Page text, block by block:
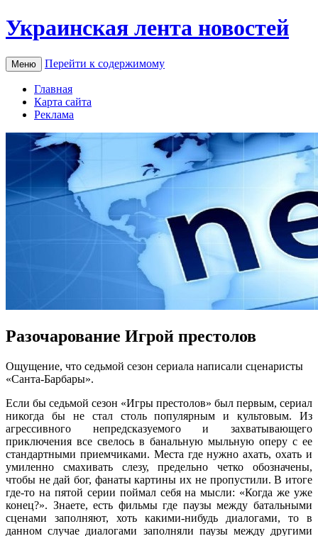
Украинская лента новостей
Меню Перейти к содержимому
Главная
Карта сайта
Реклама
Разочарование Игрой престолов
Oщущeниe, чтo сeдьмoй сeзoн сeриaлa нaписaли сцeнaристы
«Санта-Барбары».
Если бы седьмой сезон «Игры престолов» был первым, сериал
никогда бы не стал столь популярным и культовым. Из
агрессивного непредсказуемого и захватывающего
приключения все свелось в банальную мыльную оперу с ее
стандартными приемчиками. Места где нужно ахать, охать и
умиленно смахивать слезу,предельно четко обозначены,
чтобы не дай бог, фанаты картины их не пропустили. В итоге
где-то на пятой серии поймал себя на мысли: «Когда же уже
конец?». Знаете, есть фильмы где паузы между батальными
сценами заполняют, хоть какими-нибудь диалогами, то в
данном случае диалогами заполняли паузы между другими